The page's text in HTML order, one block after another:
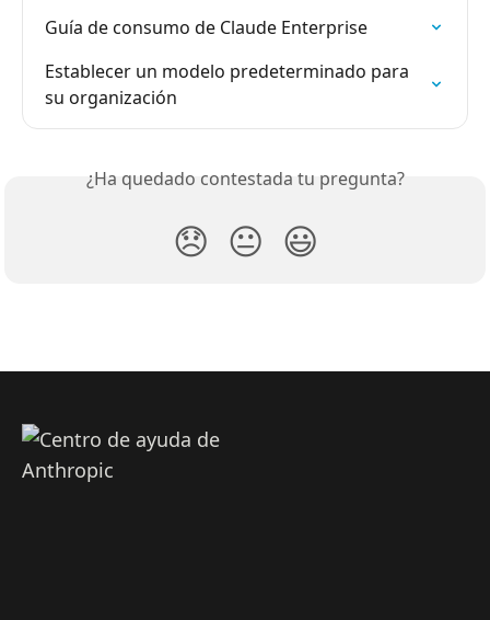
Guía de consumo de Claude Enterprise
Establecer un modelo predeterminado para
su organización
¿Ha quedado contestada tu pregunta?
😞 😐 😃